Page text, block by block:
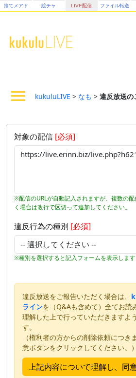
捨てメアド 絵チャ LIVE配信 ファイル転送
kukuluLIVE > なも > 違反放送の
対象の配信 [必須]
※配信のURLが自動記入されますが、複数の
く場合は改行で区切って追加してください。
違反行為の種別 [必須]
※種別を選択すると記入フォームを表示します
違反放送をご報告いただく場合は、
ラインを（Q&Aも含めて）全てお読
理解した上で行っていただきますよ
す。
（権利者の方からの削除依頼につき
意ボタンをクリックしてください。）